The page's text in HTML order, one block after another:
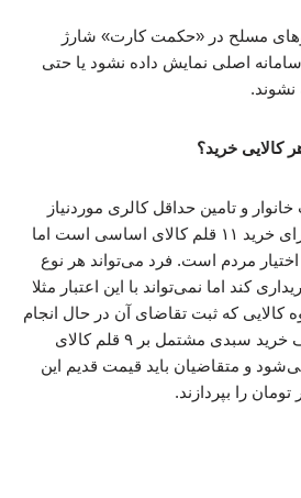
مسلح در «حکمت کارت» شارژ
اصلی نمایش داده نشود یا حتی
نشوند.
کالایی خرید؟
و تامین حداقل کالری موردنیاز
آنها، اعتبار کالابرگ فقط برای خرید ۱۱ قلم کالای اساسی است اما
اختیار مردم است. فرد می‌تواند هر نوع
کند اما نمی‌تواند با این اعتبار مثلا
کالایی که ثبت تقاضای آن در حال انجام
است، اعتبار کالابرگ صرف خرید سبدی مشتمل بر ۹ قلم کالای
و متقاضیان باید قیمت قدیم این